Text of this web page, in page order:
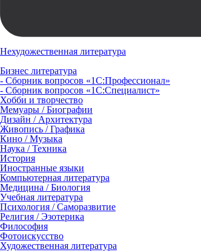
Нехудожественная литература
Бизнес литература
- Сборник вопросов «1С:Профессионал»
- Сборник вопросов «1С:Специалист»
Хобби и творчество
Мемуары / Биографии
Дизайн / Архитектура
Живопись / Графика
Кино / Музыка
Наука / Техника
История
Иностранные языки
Компьютерная литература
Медицина / Биология
Учебная литература
Психология / Саморазвитие
Религия / Эзотерика
Философия
Фотоискусство
Художественная литература